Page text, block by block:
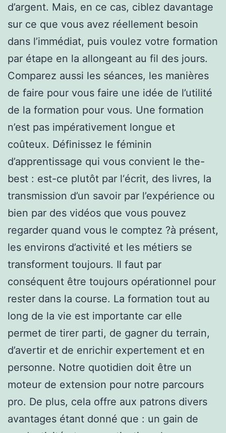
d’argent. Mais, en ce cas, ciblez davantage
sur ce que vous avez réellement besoin
dans l’immédiat, puis voulez votre formation
par étape en la allongeant au fil des jours.
Comparez aussi les séances, les manières
de faire pour vous faire une idée de l’utilité
de la formation pour vous. Une formation
n’est pas impérativement longue et
coûteux. Définissez le féminin
d’apprentissage qui vous convient le the-
best : est-ce plutôt par l‘écrit, des livres, la
transmission d’un savoir par l’expérience ou
bien par des vidéos que vous pouvez
regarder quand vous le comptez ?à présent,
les environs d’activité et les métiers se
transforment toujours. Il faut par
conséquent être toujours opérationnel pour
rester dans la course. La formation tout au
long de la vie est importante car elle
permet de tirer parti, de gagner du terrain,
d’avertir et de enrichir expertement et en
personne. Notre quotidien doit être un
moteur de extension pour notre parcours
pro. De plus, cela offre aux patrons divers
avantages étant donné que : un gain de